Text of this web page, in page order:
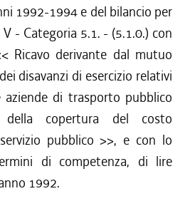
1992-1994 e del bilancio per
- Categoria 5.1. - (5.1.0.) con
Ricavo derivante dal mutuo
disavanzi di esercizio relativi
di trasporto pubblico
copertura del costo
pubblico >>, e con lo
di competenza, di lire
1992.